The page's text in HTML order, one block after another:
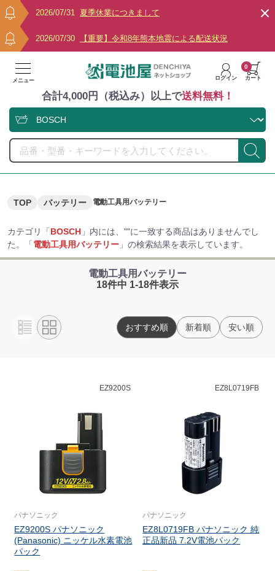
2026/07/31 夏季休業につきまして
2026/07/30 【重要】令和8年熊本地震による配送状況
メニュー ログイン カート
0
合計4,000円（税込み）以上で送料無料！
TOP バッテリー 電動工具用バッテリー
カテゴリ「 BOSCH 」内には、""に一致する商品はありませんでし
た。「 電動工具用バッテリー 」の検索結果を表示しています。
電動工具用バッテリー
18件中 1-18件表示
おすすめ順 新着順 安い順
EZ9200S
パナソニック
EZ9200S パナソニック
(Panasonic) ニッケル水素電池
パック
EZ8L0719FB
パナソニック
EZ8L0719FB パナソニック 純
正品新品 7.2V電池パック